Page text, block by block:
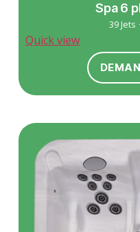
Spa 6
39 Jets
Quick view